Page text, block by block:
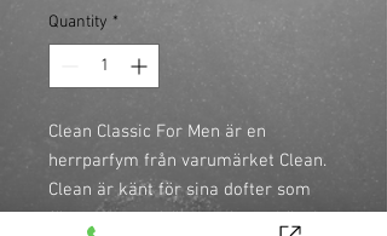
Quantity *
Clean Classic For Men är en
herrparfym från varumärket Clean.
Clean är känt för sina dofter som
förmedlar en fräsch och ren känsla.